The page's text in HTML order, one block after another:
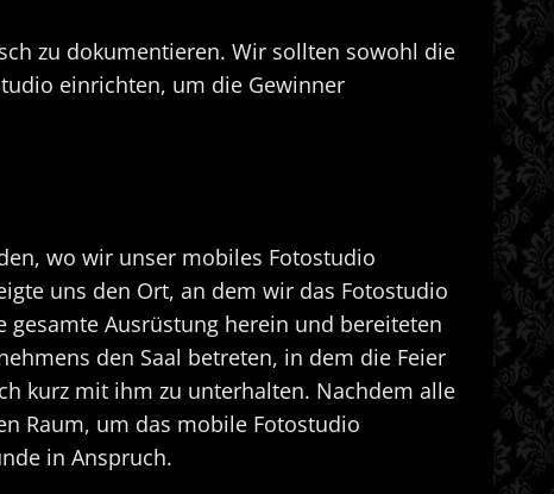
zu dokumentieren. Wir sollten sowohl die
einrichten, um die Gewinner
wo wir unser mobiles Fotostudio
uns den Ort, an dem wir das Fotostudio
Ausrüstung herein und bereiteten
den Saal betreten, in dem die Feier
kurz mit ihm zu unterhalten. Nachdem alle
Raum, um das mobile Fotostudio
in Anspruch.